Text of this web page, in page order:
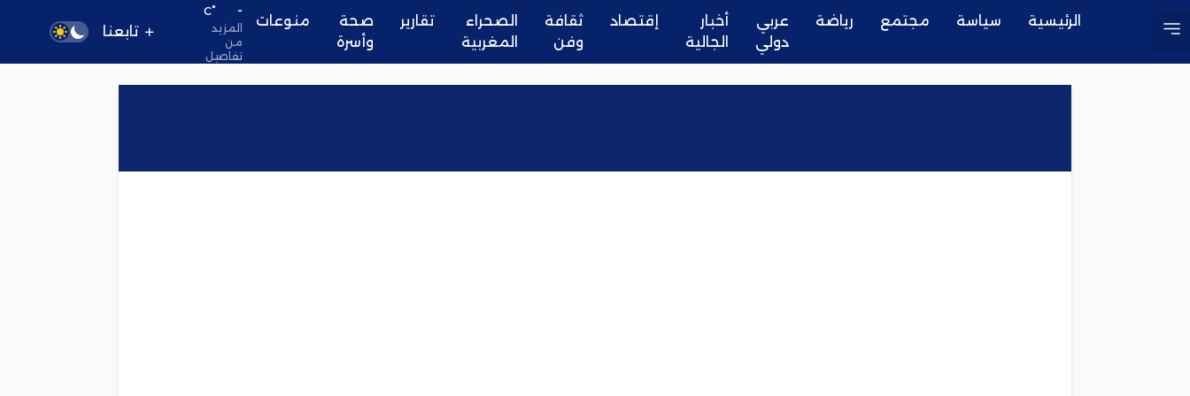
الرئيسية سياسة مجتمع رياضة
عربي
دولي
أخبار
الجالية
إقتصاد
ثقافة
وفن
الصحراء
المغربية
تقارير
صحة
وأسرة
منوعات
-
°C
المزيد
من
تفاصيل
تابعنا